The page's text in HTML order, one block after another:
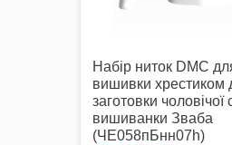
Набір ниток DMC
вишивки хрестиком
заготовки чоловічої
вишиванки Зваба
(ЧЕ058пБнн07h)